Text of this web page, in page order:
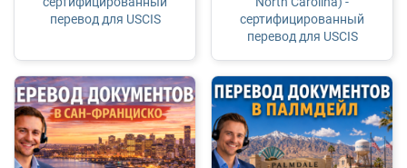
перевод для USCIS
сертифицированный
перевод для USCIS